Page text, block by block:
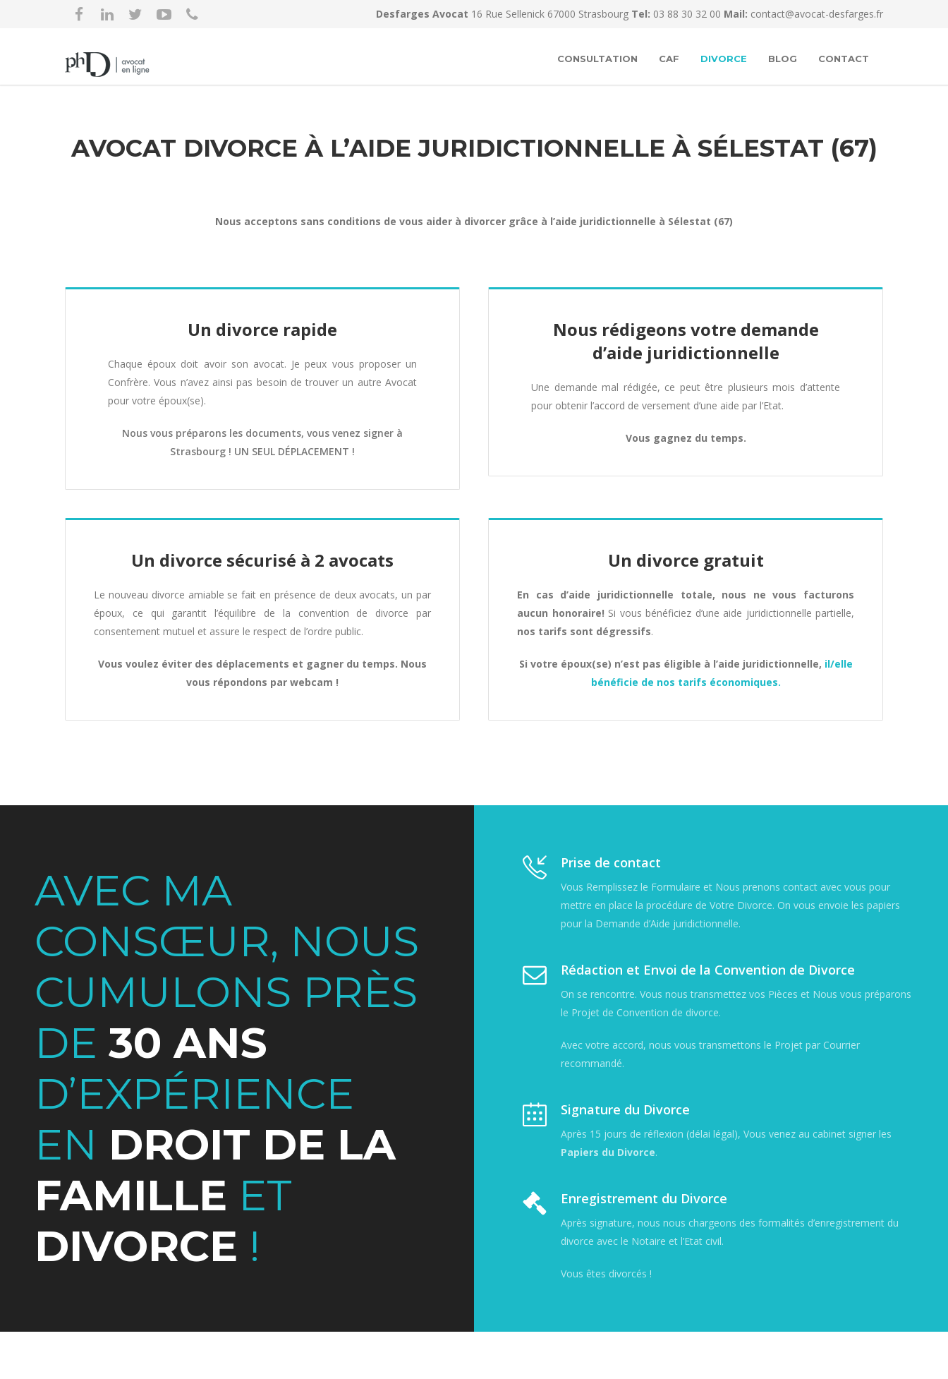
Desfarges Avocat 16 Rue Sellenick 67000 Strasbourg Tel: 03 88 30 32 00 Mail: contact@avocat-desfarges.fr
CONSULTATION CAF DIVORCE BLOG CONTACT
AVOCAT DIVORCE À L’AIDE JURIDICTIONNELLE À SÉLESTAT (67)
Nous acceptons sans conditions de vous aider à divorcer grâce à l’aide juridictionnelle à Sélestat (67)
Un divorce rapide
Chaque époux doit avoir son avocat. Je peux vous proposer un
Confrère. Vous n’avez ainsi pas besoin de trouver un autre Avocat
pour votre époux(se).
Nous vous préparons les documents, vous venez signer à
Strasbourg ! UN SEUL DÉPLACEMENT !
Nous rédigeons votre demande
d’aide juridictionnelle
Une demande mal rédigée, ce peut être plusieurs mois d’attente
pour obtenir l’accord de versement d’une aide par l’Etat.
Vous gagnez du temps.
Un divorce sécurisé à 2 avocats
Le nouveau divorce amiable se fait en présence de deux avocats, un par
époux, ce qui garantit l’équilibre de la convention de divorce par
consentement mutuel et assure le respect de l’ordre public.
Vous voulez éviter des déplacements et gagner du temps. Nous
vous répondons par webcam !
Un divorce gratuit
En cas d’aide juridictionnelle totale, nous ne vous facturons
aucun honoraire! Si vous bénéficiez d’une aide juridictionnelle partielle,
nos tarifs sont dégressifs.
Si votre époux(se) n’est pas éligible à l’aide juridictionnelle, il/elle
bénéficie de nos tarifs économiques.
AVEC MA
CONSŒUR, NOUS
CUMULONS PRÈS
DE30 ANS
D’EXPÉRIENCE
EN DROIT DE LA
FAMILLE ET
DIVORCE !
Prise de contact
Vous Remplissez le Formulaire et Nous prenons contact avec vous pour
mettre en place la procédure de Votre Divorce. On vous envoie les papiers
pour la Demande d’Aide juridictionnelle.
Rédaction et Envoi de la Convention de Divorce
On se rencontre. Vous nous transmettez vos Pièces et Nous vous préparons
le Projet de Convention de divorce.
Avec votre accord, nous vous transmettons le Projet par Courrier
recommandé.
Signature du Divorce
Après 15 jours de réflexion (délai légal), Vous venez au cabinet signer les
Papiers du Divorce.
Enregistrement du Divorce
Après signature, nous nous chargeons des formalités d’enregistrement du
divorce avec le Notaire et l’Etat civil.
Vous êtes divorcés !